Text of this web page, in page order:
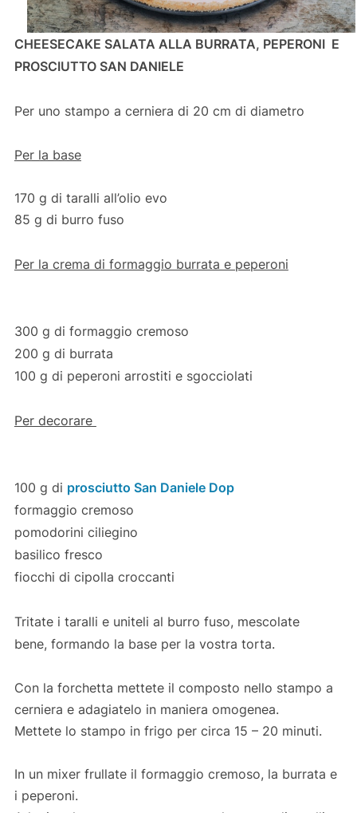
CHEESECAKE SALATA ALLA BURRATA, PEPERONI E
PROSCIUTTO SAN DANIELE
Per uno stampo a cerniera di 20 cm di diametro
Per la base
170 g di taralli all’olio evo
85 g di burro fuso
Per la crema di formaggio burrata e peperoni
300 g di formaggio cremoso
200 g di burrata
100 g di peperoni arrostiti e sgocciolati
Per decorare
100 g di prosciutto San Daniele Dop
formaggio cremoso
pomodorini ciliegino
basilico fresco
fiocchi di cipolla croccanti
Tritate i taralli e uniteli al burro fuso, mescolate
bene, formando la base per la vostra torta.
Con la forchetta mettete il composto nello stampo a
cerniera e adagiatelo in maniera omogenea.
Mettete lo stampo in frigo per circa 15 – 20 minuti.
In un mixer frullate il formaggio cremoso, la burrata e
i peperoni.